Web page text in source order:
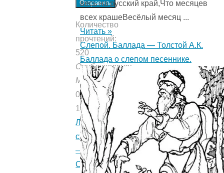
Отправить
Количество
прочтений:
520
Опубликовано:
Мишуткой
03.05.2023
16.07.2021
Лиловое
стихотворение
—
Сеф
весь на русский край,Что месяцев
всех крашеВесёлый месяц ...
Читать »
Слепой. Баллада — Толстой А.К.
Баллада о слепом песеннике.